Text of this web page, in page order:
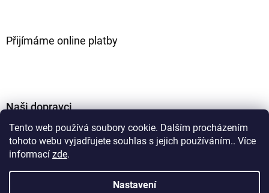
Tento web používá soubory cookie. Dalším procházením
tohoto webu vyjadřujete souhlas s jejich používáním.. Více
informací zde.
Nastavení
Přijímáme online platby
Naši dopravci
Vytvořil Shoptet